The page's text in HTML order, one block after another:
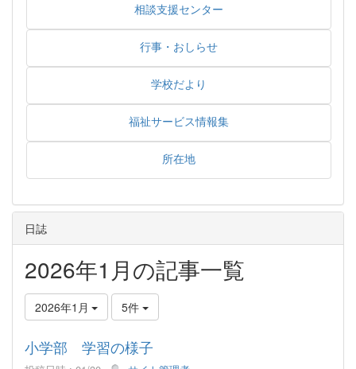
相談支援センター
行事・おしらせ
学校だより
福祉サービス情報集
所在地
日誌
2026年1月の記事一覧
2026年1月 5件
小学部 学習の様子